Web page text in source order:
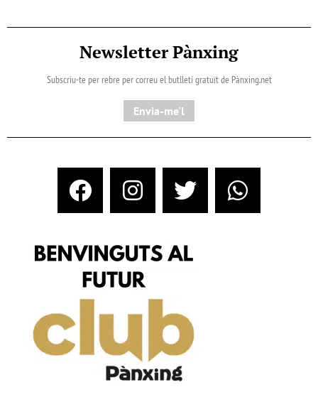
Newsletter Pànxing
Subscriu-te per rebre per correu el butlletí gratuït de Pànxing.net​
Envia-me'l